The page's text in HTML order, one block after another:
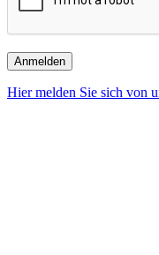
Anmelden
Hier melden Sie sich von